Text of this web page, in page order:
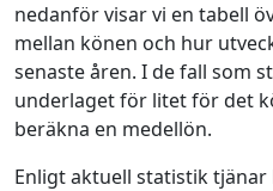
nedanför visar vi en tabell
mellan könen och hur
senaste åren. I de fall som
underlaget för litet för det
beräkna en medellön.
Enligt aktuell statistik